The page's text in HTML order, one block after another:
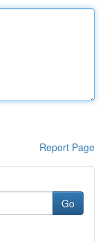
Report Page
Go